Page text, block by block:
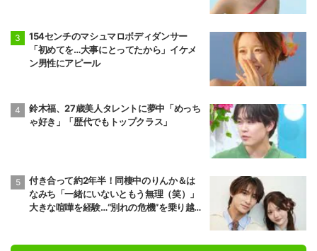
154センチのマシュマロボディダンサー
「初めてを…大事にとってたから」イケメ
ン男性にアピール
鈴木福、27歳美人タレントに夢中「めっち
ゃ好き」「歴代でもトップクラス」
付き合って約2年半！同棲中のりんか＆は
なみち「一緒にいないともう無理（笑）」
大きな喧嘩を経験…“別れの危機”を乗り越え